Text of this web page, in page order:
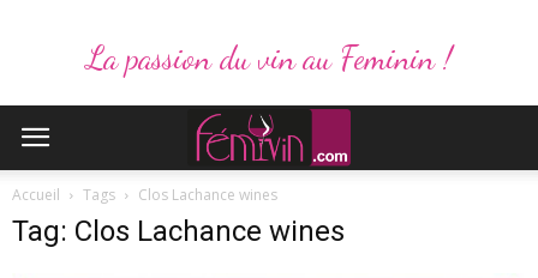
La passion du vin au Feminin !
Accueil Tags Clos Lachance wines
Tag: Clos Lachance wines